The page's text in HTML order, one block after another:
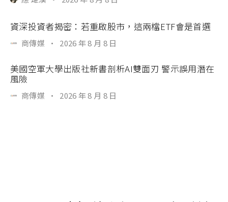
資深投資者揭密：若重啟股市，這兩檔ETF會是首選
商傳媒 · 2026 年 8 月 8 日
美國空軍大學出版社新書剖析AI雙面刃 警示誤用潛在
風險
商傳媒 · 2026 年 8 月 8 日